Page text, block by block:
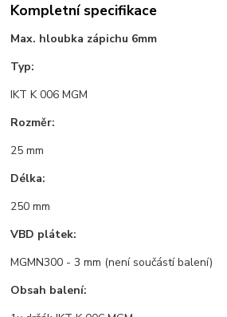
Kompletní specifikace
Max. hloubka zápichu 6mm
Typ:
IKT K 006 MGM
Rozměr:
25 mm
Délka:
250 mm
VBD plátek:
MGMN300 - 3 mm (není součástí balení)
Obsah balení: